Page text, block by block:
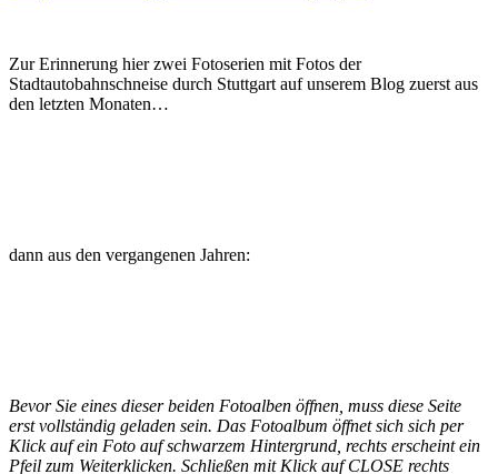
Zur Erinnerung hier zwei Fotoserien mit Fotos der
Stadtautobahnschneise durch Stuttgart auf unserem Blog zuerst aus
den letzten Monaten…
dann aus den vergangenen Jahren:
Bevor Sie eines dieser beiden Fotoalben öffnen, muss diese Seite
erst vollständig geladen sein. Das Fotoalbum öffnet sich sich per
Klick auf ein Foto auf schwarzem Hintergrund, rechts erscheint ein
Pfeil zum Weiterklicken. Schließen mit Klick auf CLOSE rechts